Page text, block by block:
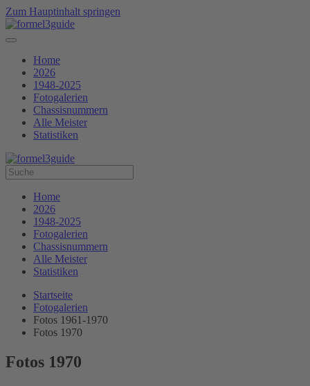
Zum Hauptinhalt springen
Home
2026
1948-2025
Fotogalerien
Chassisnummern
Alle Meister
Statistiken
Home
2026
1948-2025
Fotogalerien
Chassisnummern
Alle Meister
Statistiken
Startseite
Fotogalerien
Fotos 1961-1970
Fotos 1970
Fotos 1970